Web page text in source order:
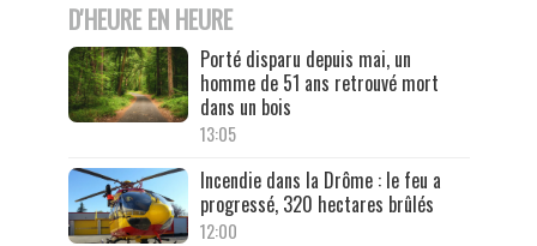
D'HEURE EN HEURE
Porté disparu depuis mai, un
homme de 51 ans retrouvé mort
dans un bois
13:05
Incendie dans la Drôme : le feu a
progressé, 320 hectares brûlés
12:00